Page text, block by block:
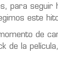
para seguir
este
de
de la